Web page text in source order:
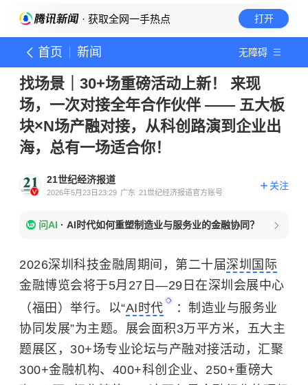
· 获取全网一手热点 打开
首页 新闻 无障碍
找场景｜30+场重磅活动上新！ 来现
场，一次对接全年合作伙伴 —— 五大板
块×N场产融对接，从科创路演到企业出
海，总有一场适合你！
21世纪经济报道
2026年5月23日23:29 广东 21世纪经济报道官方账号
关注
问AI · AI时代如何重塑制造业与服务业的金融协同？
2026深圳科技金融周期间，第二十届深圳国际
金融博览会将于5月27日—29日在深圳会展中心
（福田）举行。以“AI时代
：制造业与服务业
协同发展”为主题。展会面积3万平方米，五大主
题展区，30+场专业论坛与产融对接活动，汇聚
300+金融机构、400+科创企业、250+重磅大